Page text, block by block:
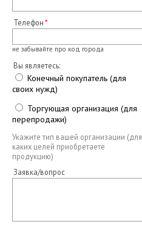
Телефон
не забывайте про код города
Вы являетесь:
Конечный покупатель (для
своих нужд)
Торгующая организация (для
перепродажи)
Укажите тип вашей организации (для
каких целей приобретаете
продукцию)
Заявка/вопрос